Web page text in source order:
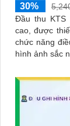
30%
Đầu thu KTS
cao, được
chức năng
hình ảnh sắc